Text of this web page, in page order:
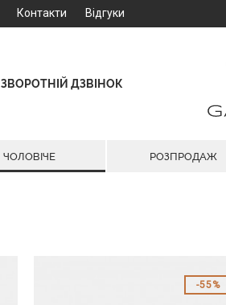
Контакти Відгуки
ЗВОРОТНІЙ ДЗВІНОК
ЧОЛОВІЧЕ РОЗПРОДАЖ
55%